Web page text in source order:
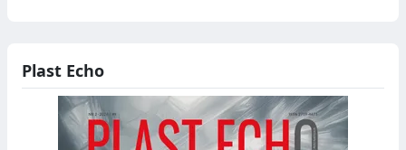
Plast Echo